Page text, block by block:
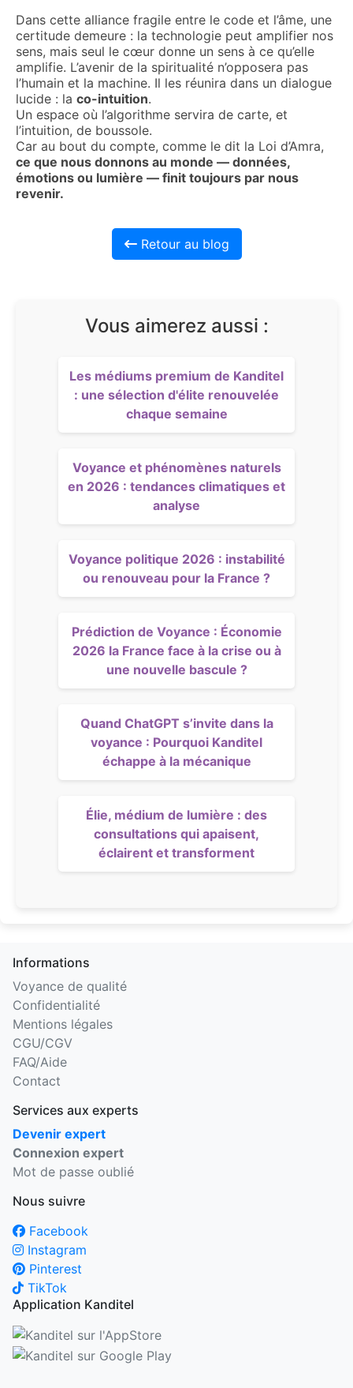
Dans cette alliance fragile entre le code et l’âme, une
certitude demeure : la technologie peut amplifier nos
sens, mais seul le cœur donne un sens à ce qu’elle
amplifie. L’avenir de la spiritualité n’opposera pas
l’humain et la machine. Il les réunira dans un dialogue
lucide : la co-intuition.
Un espace où l’algorithme servira de carte, et
l’intuition, de boussole.
Car au bout du compte, comme le dit la Loi d’Amra,
ce que nous donnons au monde — données,
émotions ou lumière — finit toujours par nous
revenir.
Retour au blog
Vous aimerez aussi :
Les médiums premium de Kanditel
: une sélection d'élite renouvelée
chaque semaine
Voyance et phénomènes naturels
en 2026 : tendances climatiques et
analyse
Voyance politique 2026 : instabilité
ou renouveau pour la France ?
Prédiction de Voyance : Économie
2026 la France face à la crise ou à
une nouvelle bascule ?
Quand ChatGPT s’invite dans la
voyance : Pourquoi Kanditel
échappe à la mécanique
Élie, médium de lumière : des
consultations qui apaisent,
éclairent et transforment
Informations
Voyance de qualité
Confidentialité
Mentions légales
CGU/CGV
FAQ/Aide
Contact
Services aux experts
Devenir expert
Connexion expert
Mot de passe oublié
Nous suivre
Facebook
Instagram
Pinterest
TikTok
Application Kanditel